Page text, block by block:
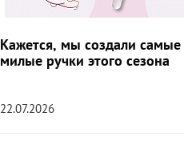
Кажется, мы создали самые
милые ручки этого сезона
22.07.2026